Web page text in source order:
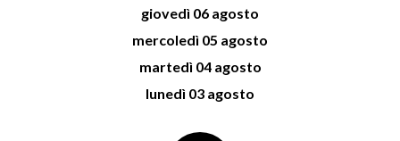
giovedì 06 agosto
mercoledì 05 agosto
martedì 04 agosto
lunedì 03 agosto